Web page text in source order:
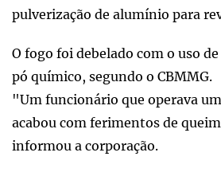
pulverização de alumínio para
O fogo foi debelado com o uso
pó químico, segundo o CBMMG.
"Um funcionário que operava
acabou com ferimentos de
informou a corporação.